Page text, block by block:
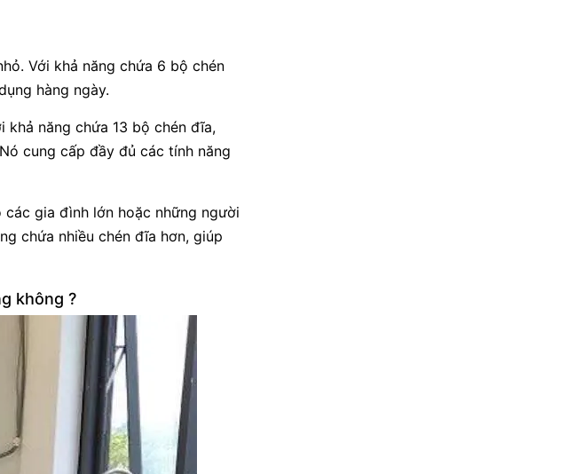
Với khả năng chứa 6 bộ chén
hàng ngày.
khả năng chứa 13 bộ chén đĩa,
cung cấp đầy đủ các tính năng
gia đình lớn hoặc những người
chứa nhiều chén đĩa hơn, giúp
không ?